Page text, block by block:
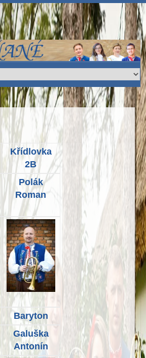
Křídlovka
2B
Polák
Roman
Baryton
Galuška
Antonín